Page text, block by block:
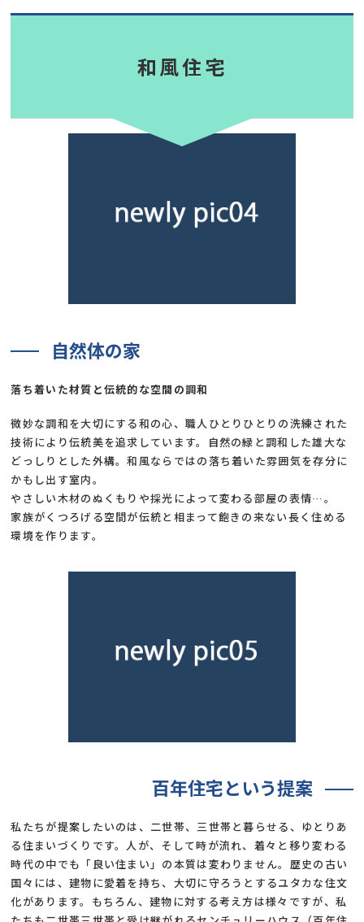
和風住宅
自然体の家
落ち着いた材質と伝統的な空間の調和
微妙な調和を大切にする和の心、職人ひとりひとりの洗練された
技術により伝統美を追求しています。自然の緑と調和した雄大な
どっしりとした外構。和風ならではの落ち着いた雰囲気を存分に
かもし出す室内。
やさしい木材のぬくもりや採光によって変わる部屋の表情…。
家族がくつろげる空間が伝統と相まって飽きの来ない長く住める
環境を作ります。
百年住宅という提案
私たちが提案したいのは、二世帯、三世帯と暮らせる、ゆとりあ
る住まいづくりです。人が、そして時が流れ、着々と移り変わる
時代の中でも「良い住まい」の本質は変わりません。歴史の古い
国々には、建物に愛着を持ち、大切に守ろうとするユタカな住文
化があります。もちろん、建物に対する考え方は様々ですが、私